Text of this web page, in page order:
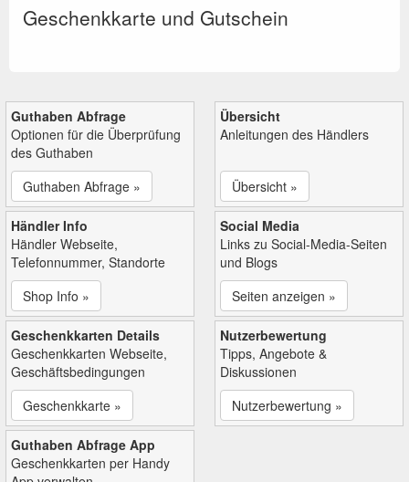
Geschenkkarte und Gutschein
Guthaben Abfrage
Optionen für die Überprüfung
des Guthaben
Guthaben Abfrage »
Übersicht
Anleitungen des Händlers
Übersicht »
Händler Info
Händler Webseite,
Telefonnummer, Standorte
Shop Info »
Social Media
Links zu Social-Media-Seiten
und Blogs
Seiten anzeigen »
Geschenkkarten Details
Geschenkkarten Webseite,
Geschäftsbedingungen
Geschenkkarte »
Nutzerbewertung
Tipps, Angebote &
Diskussionen
Nutzerbewertung »
Guthaben Abfrage App
Geschenkkarten per Handy